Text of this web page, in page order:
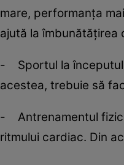
mare, performanţa
ajută la îmbunătăţirea
- Sportul la începutul
acestea, trebuie să
- Antrenamentul fizic
ritmului cardiac. Din